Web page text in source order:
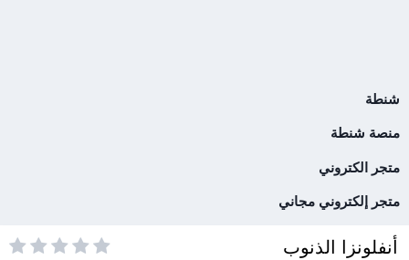
شنطة
منصة شنطة
متجر الكتروني
متجر إلكتروني مجاني
أنفلونزا الذنوب